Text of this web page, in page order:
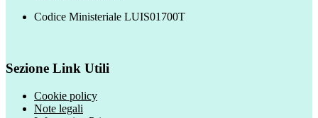
Codice Ministeriale LUIS01700T
Sezione Link Utili
Cookie policy
Note legali